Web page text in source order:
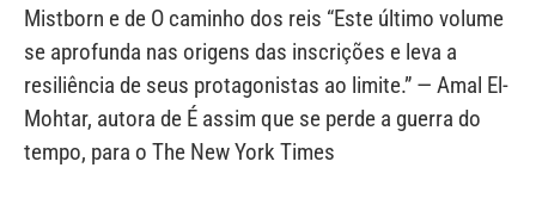
Mistborn e de O caminho dos reis “Este último volume
se aprofunda nas origens das inscrições e leva a
resiliência de seus protagonistas ao limite.” — Amal El-
Mohtar, autora de É assim que se perde a guerra do
tempo, para o The New York Times